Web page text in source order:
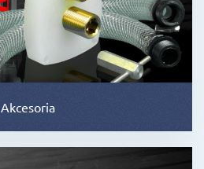
Akcesoria